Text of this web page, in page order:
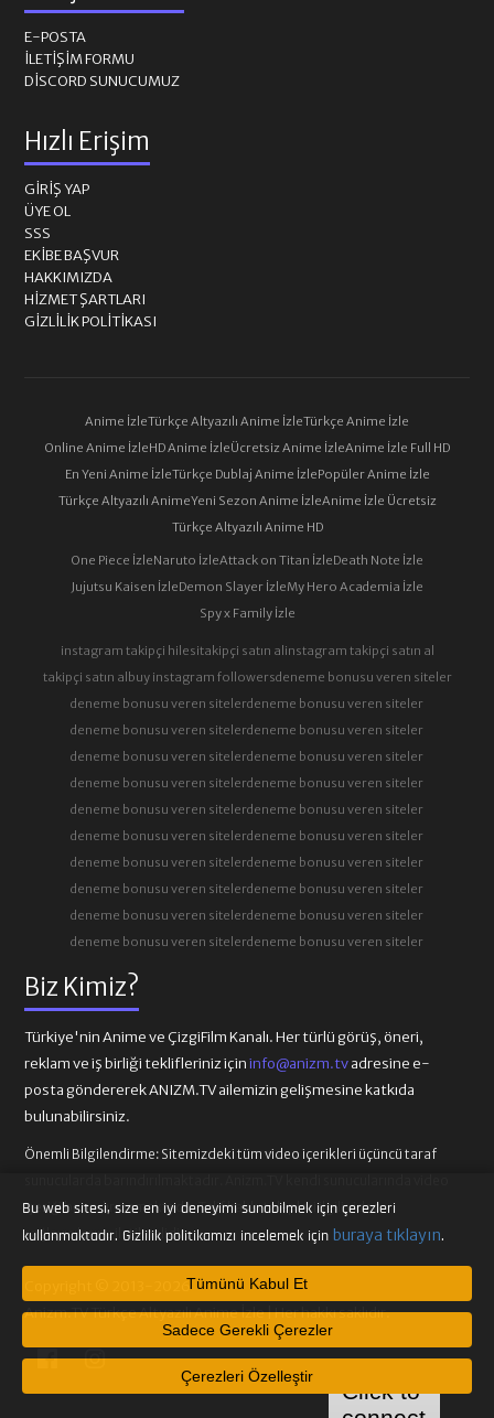
Biz Kimiz?
Türkiye'nin Anime ve ÇizgiFilm Kanalı. Her türlü görüş, öneri,
reklam ve iş birliği teklifleriniz içininfo@anizm.tvadresine e-
posta göndererek ANIZM.TV ailemizin gelişmesine katkıda
bulunabilirsiniz.
Önemli Bilgilendirme: Sitemizdeki tüm video içerikleri üçüncü taraf
içeriği barındırmamaktadır. Telif hakkı talepleri ilgili video
sağlayıcılarına iletilmelidir.
Copyright © 2013-2026
Anizm.TV Türkçe Altyazılı Anime İzle | Her hakkı saklıdır.
E-POSTA
İLETIŞIM FORMU
DISCORD SUNUCUMUZ
Hızlı Erişim
GIRIŞ YAP
ÜYE OL
SSS
EKIBE BAŞVUR
HAKKIMIZDA
HIZMET ŞARTLARI
GIZLILIK POLITIKASI
Anime İzleTürkçe Altyazılı Anime İzleTürkçe Anime İzle
Online Anime İzleHD Anime İzleÜcretsiz Anime İzleAnime İzle Full HD
En Yeni Anime İzleTürkçe Dublaj Anime İzlePopüler Anime İzle
Türkçe Altyazılı AnimeYeni Sezon Anime İzleAnime İzle Ücretsiz
Türkçe Altyazılı Anime HD
One Piece İzleNaruto İzleAttack on Titan İzleDeath Note İzle
Jujutsu Kaisen İzleDemon Slayer İzleMy Hero Academia İzle
Spy x Family İzle
instagram takipçi hilesitakipçi satın alinstagram takipçi satın al
takipçi satın albuy instagram followersdeneme bonusu veren siteler
deneme bonusu veren sitelerdeneme bonusu veren siteler
deneme bonusu veren sitelerdeneme bonusu veren siteler
deneme bonusu veren sitelerdeneme bonusu veren siteler
deneme bonusu veren sitelerdeneme bonusu veren siteler
deneme bonusu veren sitelerdeneme bonusu veren siteler
deneme bonusu veren sitelerdeneme bonusu veren siteler
deneme bonusu veren sitelerdeneme bonusu veren siteler
deneme bonusu veren sitelerdeneme bonusu veren siteler
deneme bonusu veren sitelerdeneme bonusu veren siteler
deneme bonusu veren sitelerdeneme bonusu veren siteler
Bu web sitesi, size en iyi deneyimi sunabilmek için çerezleri
kullanmaktadır. Gizlilik politikamızı incelemek için buraya tıklayın.
Tümünü Kabul Et
Sadece Gerekli Çerezler
Çerezleri Özelleştir